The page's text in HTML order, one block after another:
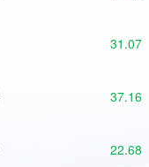
31.07
37.16
22.68